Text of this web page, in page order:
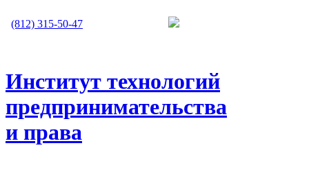
(812) 315-50-47
Институт технологий
предпринимательства
и права